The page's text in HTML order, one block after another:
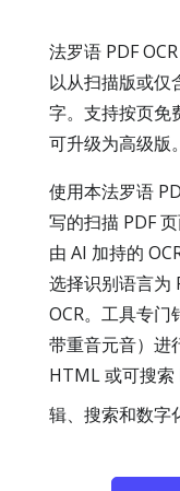
法罗语 PDF
以从扫描版或仅
字。支持按页免
可升级为高级版。
使用本法罗语
写的扫描 PDF
由 AI 加持的
选择识别语言为
OCR。工具专
带重音元音）进
HTML 或可搜索
辑、搜索和数字